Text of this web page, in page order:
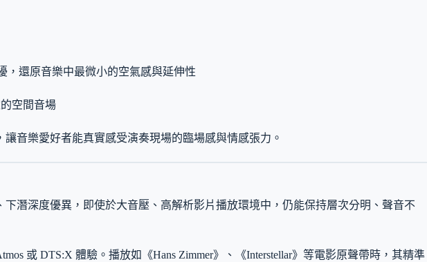
，還原音樂中最微小的空氣感與延伸性
空間音場
音樂愛好者能真實感受演奏現場的臨場感與情感張力。
潛深度優異，即使於大音壓、高解析影片播放環境中，仍能保持層次分明、聲音不
或 DTS:X 體驗。播放如《Hans Zimmer》、《Interstellar》等電影原聲帶時，其精準